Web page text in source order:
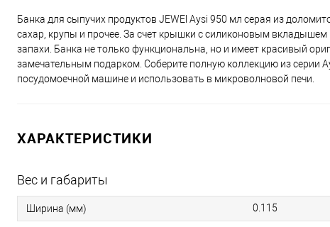
Банка для сыпучих продуктов JEWEl Aysi 950 мл серая из
сахар, крупы и прочее. За счет крышки с силиконовым вкладышем
запахи. Банка не только функциональна, но и имеет красивый
замечательным подарком. Соберите полную коллекцию из серии
посудомоечной машине и использовать в микроволновой печи.
ХАРАКТЕРИСТИКИ
Вес и габариты
Ширина (мм) 0.115